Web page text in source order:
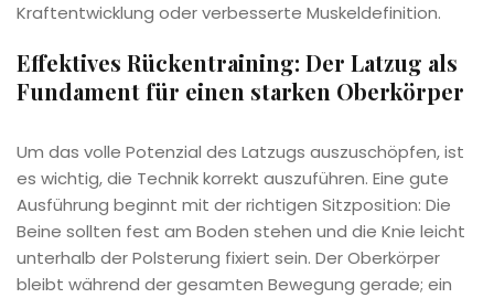
Kraftentwicklung oder verbesserte Muskeldefinition.
Effektives Rückentraining: Der Latzug als
Fundament für einen starken Oberkörper
Um das volle Potenzial des Latzugs auszuschöpfen, ist
es wichtig, die Technik korrekt auszuführen. Eine gute
Ausführung beginnt mit der richtigen Sitzposition: Die
Beine sollten fest am Boden stehen und die Knie leicht
unterhalb der Polsterung fixiert sein. Der Oberkörper
bleibt während der gesamten Bewegung gerade; ein